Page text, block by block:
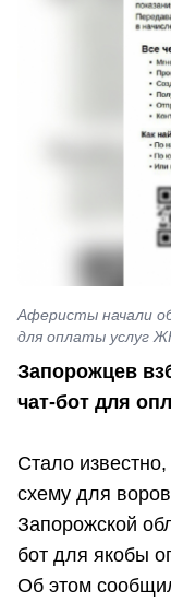
Аферисты начали
для оплаты услуг
Запорожцев
чат-бот для
Стало
схему для
Запорожской
бот для якобы
Об этом